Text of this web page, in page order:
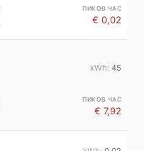
€ 0,02
45
€ 7,92